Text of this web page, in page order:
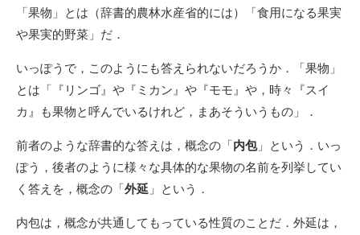
「果物」とは（辞書的農林水産省的には）「食用になる果実
や果実的野菜」だ．
いっぽうで，このようにも答えられないだろうか．「果物」
とは「『リンゴ』や『ミカン』や『モモ』や，時々『スイ
カ』も果物と呼んでいるけれど，まあそういうもの」．
前者のような辞書的な答えは，概念の「内包」という．いっ
ぽう，後者のように様々な具体的な果物の名前を列挙してい
く答えを，概念の「外延 」という．
内包は，概念が共通してもっている性質のことだ．外延は，